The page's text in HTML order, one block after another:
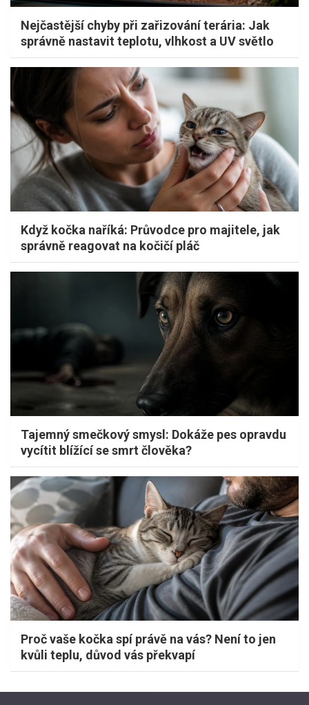
Nejčastější chyby při zařizování terária: Jak
správně nastavit teplotu, vlhkost a UV světlo
Když kočka naříká: Průvodce pro majitele, jak
správně reagovat na kočičí pláč
Tajemný smečkový smysl: Dokáže pes opravdu
vycítit blížící se smrt člověka?
Proč vaše kočka spí právě na vás? Není to jen
kvůli teplu, důvod vás překvapí